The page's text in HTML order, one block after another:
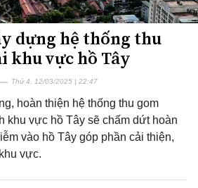
dựng hệ thống thu
khu vực hồ Tây
Thứ 4, 12/03/2025 | 22:47
hoàn thiện hệ thống thu gom
khu vực hồ Tây sẽ chấm dứt hoàn
vào hồ Tây góp phần cải thiện,
vực.